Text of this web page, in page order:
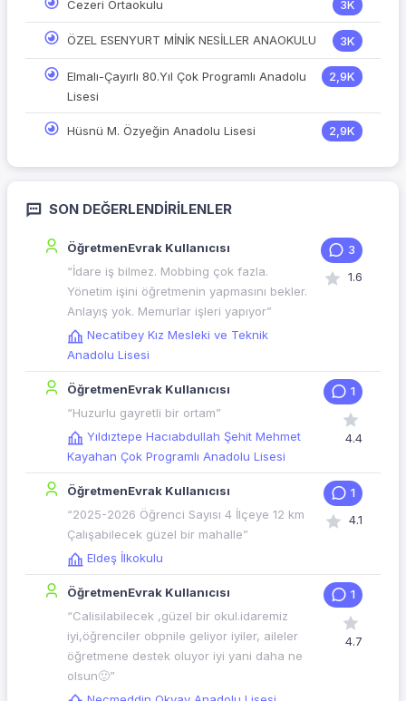
Cezeri Ortaokulu 3K
ÖZEL ESENYURT MİNİK NESİLLER ANAOKULU 3K
Elmalı-Çayırlı 80.Yıl Çok Programlı Anadolu
Lisesi
2,9K
Hüsnü M. Özyeğin Anadolu Lisesi 2,9K
SON DEĞERLENDIRILENLER
ÖğretmenEvrak Kullanıcısı
“İdare iş bilmez. Mobbing çok fazla.
Yönetim işini öğretmenin yapmasını bekler.
Anlayış yok. Memurlar işleri yapıyor”
Necatibey Kız Mesleki ve Teknik
Anadolu Lisesi
3
1.6
ÖğretmenEvrak Kullanıcısı
“Huzurlu gayretli bir ortam”
Yıldıztepe Hacıabdullah Şehit Mehmet
Kayahan Çok Programlı Anadolu Lisesi
1
4.4
ÖğretmenEvrak Kullanıcısı
“2025-2026 Öğrenci Sayısı 4 İlçeye 12 km
Çalışabilecek güzel bir mahalle”
Eldeş İlkokulu
1
4.1
ÖğretmenEvrak Kullanıcısı
“Calisilabilecek ,güzel bir okul.idaremiz
iyi,öğrenciler obpnile geliyor iyiler, aileler
öğretmene destek oluyor iyi yani daha ne
olsun🙂”
1
4.7